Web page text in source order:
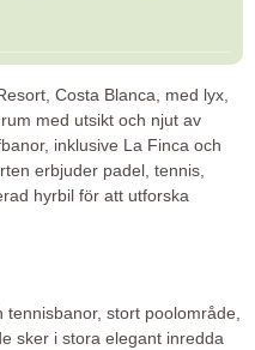
Costa Blanca, med lyx,
med utsikt och njut av
inklusive La Finca och
erbjuder padel, tennis,
hyrbil för att utforska
stort poolområde,
sker i stora elegant inredda